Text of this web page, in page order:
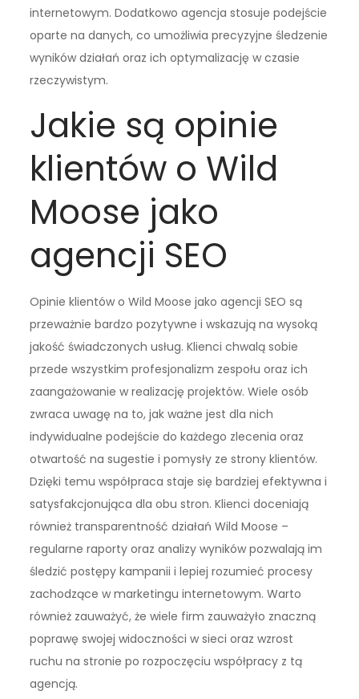
internetowym. Dodatkowo agencja stosuje podejście
oparte na danych, co umożliwia precyzyjne śledzenie
wyników działań oraz ich optymalizację w czasie
rzeczywistym.
Jakie są opinie
klientów o Wild
Moose jako
agencji SEO
Opinie klientów o Wild Moose jako agencji SEO są
przeważnie bardzo pozytywne i wskazują na wysoką
jakość świadczonych usług. Klienci chwalą sobie
przede wszystkim profesjonalizm zespołu oraz ich
zaangażowanie w realizację projektów. Wiele osób
zwraca uwagę na to, jak ważne jest dla nich
indywidualne podejście do każdego zlecenia oraz
otwartość na sugestie i pomysły ze strony klientów.
Dzięki temu współpraca staje się bardziej efektywna i
satysfakcjonująca dla obu stron. Klienci doceniają
również transparentność działań Wild Moose –
regularne raporty oraz analizy wyników pozwalają im
śledzić postępy kampanii i lepiej rozumieć procesy
zachodzące w marketingu internetowym. Warto
również zauważyć, że wiele firm zauważyło znaczną
poprawę swojej widoczności w sieci oraz wzrost
ruchu na stronie po rozpoczęciu współpracy z tą
agencją.